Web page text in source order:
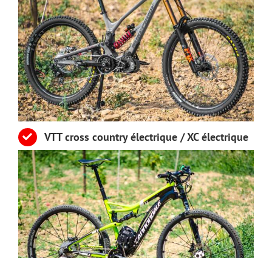
VTT cross country électrique / XC électrique